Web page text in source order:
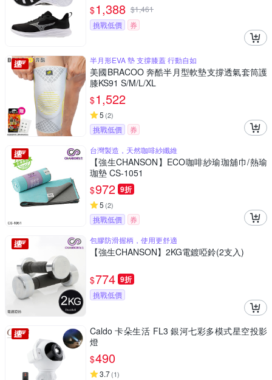
$1,388 $1,461
挑戰低價
券
半月形EVA 墊 支撐膝蓋 行動自如
美國BRACOO 奔酷半月型軟墊支撐透氣套筒護
膝KS91 S/M/L/XL
$1,522
5 (2)
挑戰低價
券
台灣製造，天然咖啡紗纖維
【強生CHANSON】ECO咖啡紗瑜珈舖巾/熱瑜
珈墊 CS-1051
$972 9折
5 (2)
挑戰低價
券
包膠防滑握柄，使用更舒適
【強生CHANSON】2KG電鍍啞鈴(2支入)
$774 9折
挑戰低價
Caldo 卡朵生活 FL3 銀河七彩多模式星空投影
燈
$490
3.7(1)